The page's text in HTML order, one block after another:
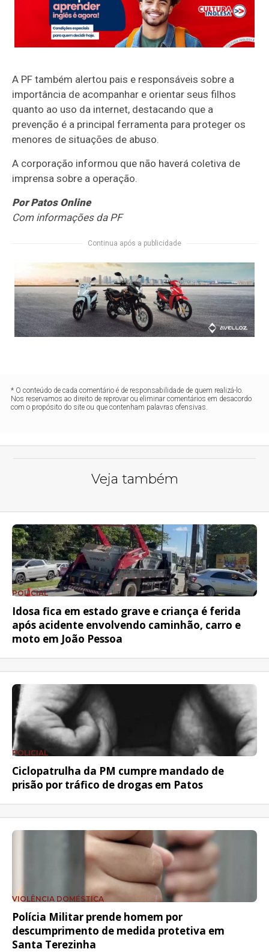
A PF também alertou pais e responsáveis sobre a
importância de acompanhar e orientar seus filhos
quanto ao uso da internet, destacando que a
prevenção é a principal ferramenta para proteger os
menores de situações de abuso.
A corporação informou que não haverá coletiva de
imprensa sobre a operação.
Por Patos Online
Com informações da PF
Continua após a publicidade
* O conteúdo de cada comentário é de responsabilidade de quem realizá-lo.
Nos reservamos ao direito de reprovar ou eliminar comentários em desacordo
com o propósito do site ou que contenham palavras ofensivas.
Veja também
POLICIAL
Idosa fica em estado grave e criança é ferida
após acidente envolvendo caminhão, carro e
moto em João Pessoa
POLICIAL
Ciclopatrulha da PM cumpre mandado de
prisão por tráfico de drogas em Patos
VIOLÊNCIA DOMÉSTICA
Polícia Militar prende homem por
descumprimento de medida protetiva em
Santa Terezinha